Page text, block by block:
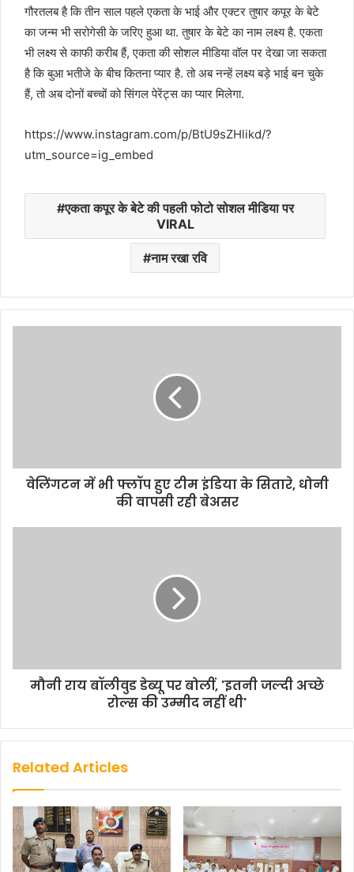
गौरतलब है कि तीन साल पहले एकता के भाई और एक्टर तुषार कपूर के बेटे
का जन्म भी सरोगेसी के जरिए हुआ था. तुषार के बेटे का नाम लक्ष्य है. एकता
भी लक्ष्य से काफी करीब हैं, एकता की सोशल मीडिया वॉल पर देखा जा सकता
है कि बुआ भतीजे के बीच कितना प्यार है. तो अब नन्हें लक्ष्य बड़े भाई बन चुके
हैं, तो अब दोनों बच्चों को सिंगल पेरेंट्स का प्यार मिलेगा.
https://www.instagram.com/p/BtU9sZHlikd/?
utm_source=ig_embed
एकता कपूर के बेटे की पहली फोटो सोशल मीडिया पर
VIRAL
नाम रखा रवि
वेलिंगटन में भी फ्लॉप हुए टीम इंडिया के सितारे, धोनी
की वापसी रही बेअसर
मौनी राय बॉलीवुड डेब्यू पर बोलीं, 'इतनी जल्दी अच्छे
रोल्स की उम्मीद नहीं थी'
Related Articles